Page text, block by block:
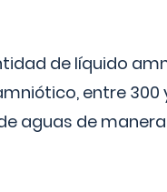
de líquido
entre 300
aguas de